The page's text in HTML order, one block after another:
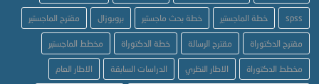
spss خطة الماجستير خطة بحث ماجستير بروبوزال مقترح الماجستير
مقترح الدكتوراة مقترح الرسالة خطة الدكتوراة مخطط الماجستير
مخطط الدكتوراة الاطار النظري الدراسات السابقة الاطار العام